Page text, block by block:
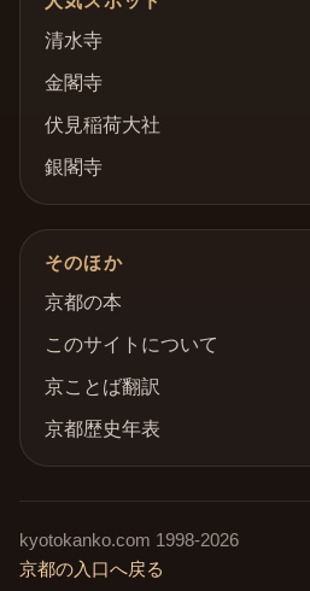
清水寺
金閣寺
伏見稲荷大社
銀閣寺
そのほか
京都の本
このサイトについて
京ことば翻訳
京都歴史年表
kyotokanko.com 1998-2026
京都の入口へ戻る